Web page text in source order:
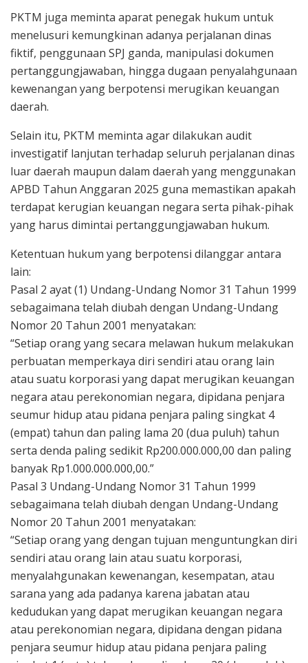
PKTM juga meminta aparat penegak hukum untuk
menelusuri kemungkinan adanya perjalanan dinas
fiktif, penggunaan SPJ ganda, manipulasi dokumen
pertanggungjawaban, hingga dugaan penyalahgunaan
kewenangan yang berpotensi merugikan keuangan
daerah.
Selain itu, PKTM meminta agar dilakukan audit
investigatif lanjutan terhadap seluruh perjalanan dinas
luar daerah maupun dalam daerah yang menggunakan
APBD Tahun Anggaran 2025 guna memastikan apakah
terdapat kerugian keuangan negara serta pihak-pihak
yang harus dimintai pertanggungjawaban hukum.
Ketentuan hukum yang berpotensi dilanggar antara
lain:
Pasal 2 ayat (1) Undang-Undang Nomor 31 Tahun 1999
sebagaimana telah diubah dengan Undang-Undang
Nomor 20 Tahun 2001 menyatakan:
“Setiap orang yang secara melawan hukum melakukan
perbuatan memperkaya diri sendiri atau orang lain
atau suatu korporasi yang dapat merugikan keuangan
negara atau perekonomian negara, dipidana penjara
seumur hidup atau pidana penjara paling singkat 4
(empat) tahun dan paling lama 20 (dua puluh) tahun
serta denda paling sedikit Rp200.000.000,00 dan paling
banyak Rp1.000.000.000,00.”
Pasal 3 Undang-Undang Nomor 31 Tahun 1999
sebagaimana telah diubah dengan Undang-Undang
Nomor 20 Tahun 2001 menyatakan:
“Setiap orang yang dengan tujuan menguntungkan diri
sendiri atau orang lain atau suatu korporasi,
menyalahgunakan kewenangan, kesempatan, atau
sarana yang ada padanya karena jabatan atau
kedudukan yang dapat merugikan keuangan negara
atau perekonomian negara, dipidana dengan pidana
penjara seumur hidup atau pidana penjara paling